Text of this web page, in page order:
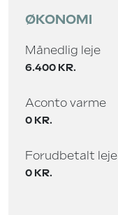
ØKONOMI
Månedlig leje
6.400 KR.
Aconto varme
0 KR.
Forudbetalt leje
0 KR.